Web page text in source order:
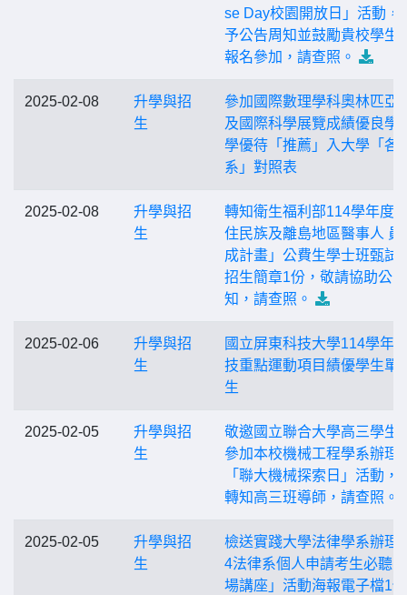
se Day校園開放日」活動，
予公告周知並鼓勵貴校學生
報名參加，請查照。
2025-02-08
升學與招
生
參加國際數理學科奧林匹亞
及國際科學展覽成績優良學
學優待「推薦」入大學「各
系」對照表
2025-02-08
升學與招
生
轉知衛生福利部114學年度
住民族及離島地區醫事人 員
成計畫」公費生學士班甄試
招生簡章1份，敬請協助公
知，請查照。
2025-02-06
升學與招
生
國立屏東科技大學114學年
技重點運動項目績優學生單
生
2025-02-05
升學與招
生
敬邀國立聯合大學高三學生
參加本校機械工程學系辦理
「聯大機械探索日」活動，
轉知高三班導師，請查照。
2025-02-05
升學與招
生
檢送實踐大學法律學系辦理
4法律系個人申請考生必聽
場講座」活動海報電子檔1份